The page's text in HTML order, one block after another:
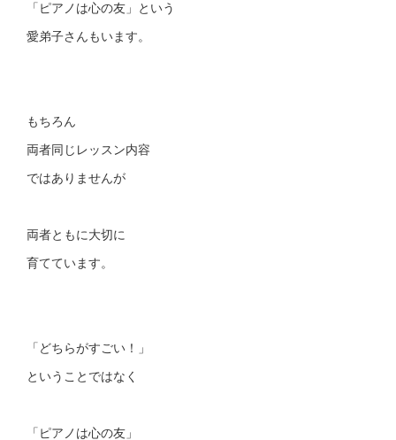
「ピアノは心の友」という
愛弟子さんもいます。
もちろん
両者同じレッスン内容
ではありませんが
両者ともに大切に
育てています。
「どちらがすごい！」
ということではなく
「ピアノは心の友」